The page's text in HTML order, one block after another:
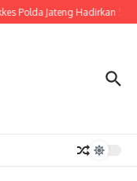
Polda Jateng Hadirkan